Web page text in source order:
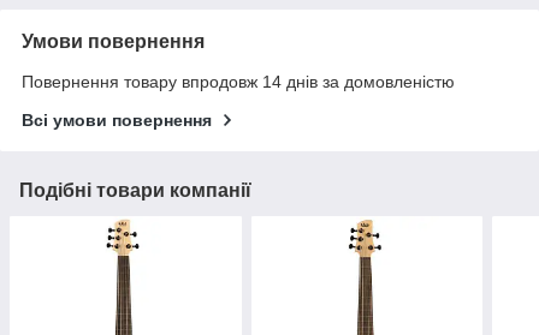
Умови повернення
Повернення товару впродовж 14 днів за домовленістю
Всі умови повернення
Подібні товари компанії